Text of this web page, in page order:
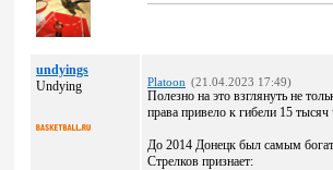
undyings
Undying
Platoon (21.04.2023 17:49)
Полезно на это взглянуть не
права привело к гибели 15
До 2014 Донецк был самым
Стрелков признает: